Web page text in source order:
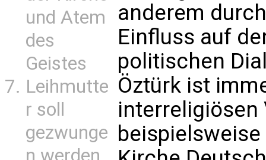
und Atem
des
Geistes
Leihmutte
r soll
gezwunge
n werden,
anderem
Einfluss auf
politischen
Öztürk ist
interreligiösen